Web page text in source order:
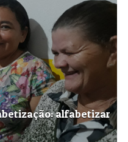
alfabetizar